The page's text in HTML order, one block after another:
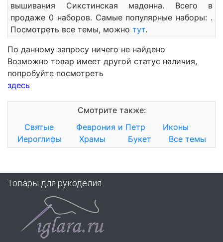
вышивания Сикстинская мадонна. Всего в
продаже 0 наборов. Самые популярные наборы: .
Посмотреть все темы, можно тут.
По данному запросу ничего не найдено
Возможно товар имеет другой статус наличия,
попробуйте посмотреть
здесь
Смотрите также:
Святые
Феврония и Петр
Иконы
Иероглифы
Храмы Букет Все темы
Товары для рукоделия